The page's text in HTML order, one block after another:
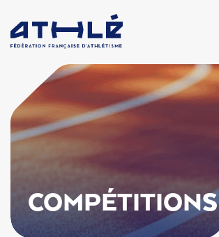
COMPÉTITIONS